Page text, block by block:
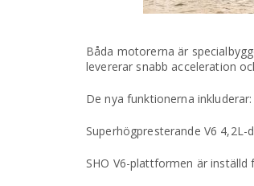
Båda motorerna är
levererar snabb acceleration
De nya funktionerna inkluderar:
Superhögpresterande V6 4,2L-
SHO V6-plattformen är